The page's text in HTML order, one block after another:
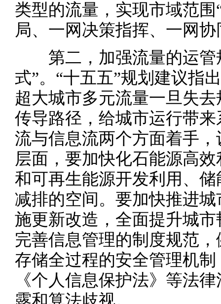
类型的流量，实现市域范
局、一网决策指挥、一网协
第二，加强流量的运管
式”。“十五五”规划建议指
超大城市多元流量一旦失
传导路径，给城市运行带
流与信息流两个方面着手
层面，要加快化石能源高
和可再生能源开发利用、
减排的空间。要加快推进
施更新改造，全面提升城
完善信息管理的制度规范
存储全过程的安全管理机
《个人信息保护法》等法
露和算法歧视。